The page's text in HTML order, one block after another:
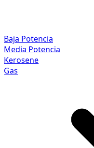
Baja Potencia
Media Potencia
Kerosene
Gas